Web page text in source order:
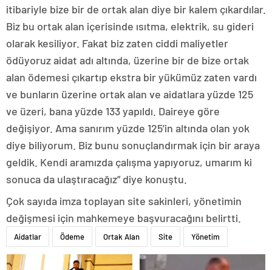
itibariyle bize bir de ortak alan diye bir kalem çıkardılar.
Biz bu ortak alan içerisinde ısıtma, elektrik, su gideri
olarak kesiliyor. Fakat biz zaten ciddi maliyetler
ödüyoruz aidat adı altında, üzerine bir de bize ortak
alan ödemesi çıkartıp ekstra bir yükümüz zaten vardı
ve bunların üzerine ortak alan ve aidatlara yüzde 125
ve üzeri, bana yüzde 133 yapıldı. Daireye göre
değişiyor. Ama sanırım yüzde 125’in altında olan yok
diye biliyorum. Biz bunu sonuçlandırmak için bir araya
geldik. Kendi aramızda çalışma yapıyoruz, umarım ki
sonuca da ulaştıracağız” diye konuştu.
Çok sayıda imza toplayan site sakinleri, yönetimin
değişmesi için mahkemeye başvuracağını belirtti.
Aidatlar Ödeme Ortak Alan Site Yönetim